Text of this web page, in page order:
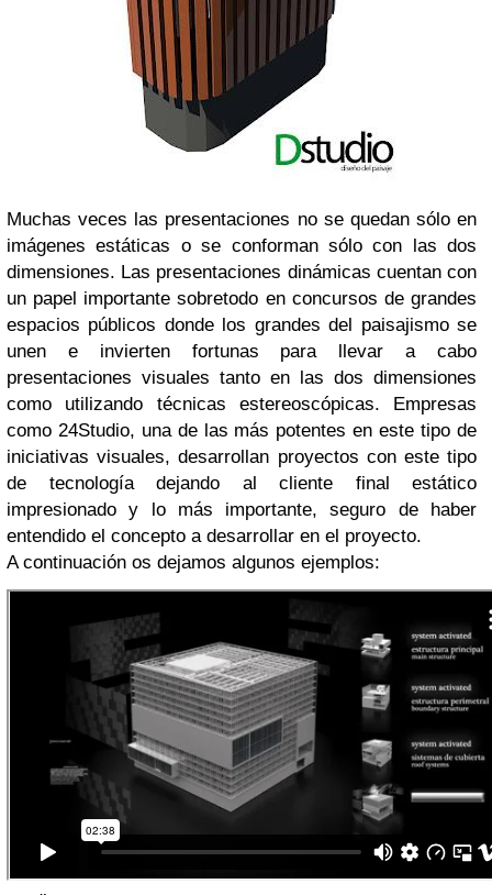
Muchas veces las presentaciones no se quedan sólo en
imágenes estáticas o se conforman sólo con las dos
dimensiones. Las presentaciones dinámicas cuentan con
un papel importante sobretodo en concursos de grandes
espacios públicos donde los grandes del paisajismo se
unen e invierten fortunas para llevar a cabo
presentaciones visuales tanto en las dos dimensiones
como utilizando técnicas estereoscópicas. Empresas
como 24Studio, una de las más potentes en este tipo de
iniciativas visuales, desarrollan proyectos con este tipo
de tecnología dejando al cliente final estático
impresionado y lo más importante, seguro de haber
entendido el concepto a desarrollar en el proyecto.
A continuación os dejamos algunos ejemplos: